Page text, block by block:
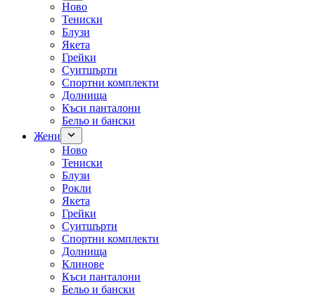
Ново
Тениски
Блузи
Якета
Грейки
Суитшърти
Спортни комплекти
Долнища
Къси панталони
Бельо и бански
Жени
Ново
Тениски
Блузи
Рокли
Якета
Грейки
Суитшърти
Спортни комплекти
Долнища
Клинове
Къси панталони
Бельо и бански